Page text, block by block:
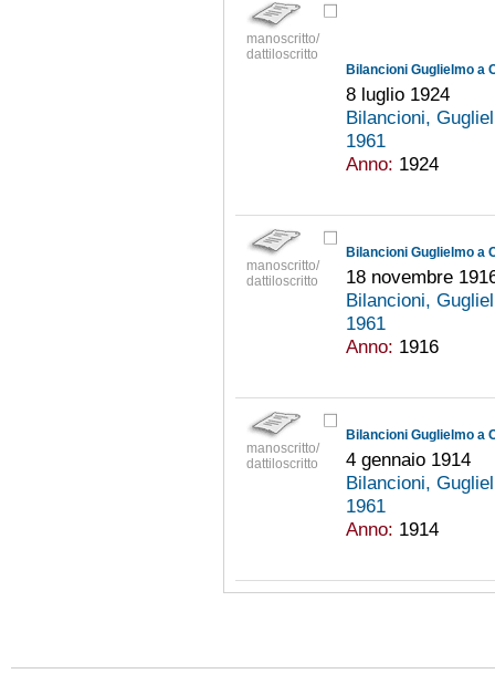
manoscritto/
dattiloscritto
Bilancioni Guglielmo a
8 luglio 1924
Bilancioni,
1961
Anno: 1924
manoscritto/
dattiloscritto
Bilancioni Guglielmo a
18 novembre
Bilancioni,
1961
Anno: 1916
manoscritto/
dattiloscritto
Bilancioni Guglielmo a
4 gennaio 1914
Bilancioni,
1961
Anno: 1914